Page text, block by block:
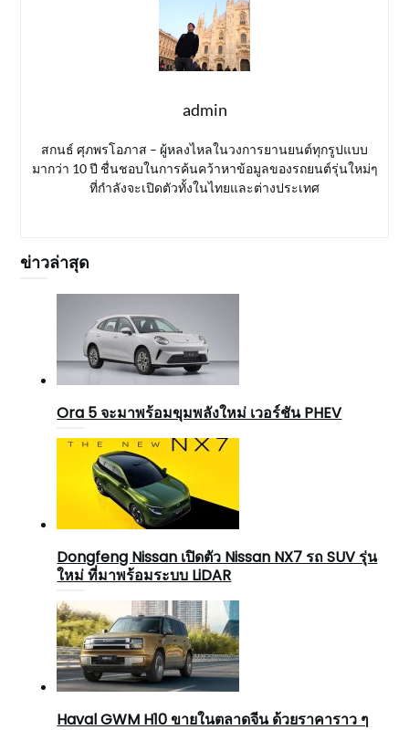
admin
สกนธ์ ศุภพรโอภาส – ผู้หลงไหลในวงการยานยนต์ทุกรูปแบบ
มากว่า 10 ปี ชื่นชอบในการค้นคว้าหาข้อมูลของรถยนต์รุ่นใหม่ๆ
ที่กำลังจะเปิดตัวทั้งในไทยและต่างประเทศ
ข่าวล่าสุด
Ora 5 จะมาพร้อมขุมพลังใหม่ เวอร์ชัน PHEV
Dongfeng Nissan เปิดตัว Nissan NX7 รถ SUV รุ่น
ใหม่ ที่มาพร้อมระบบ LiDAR
Haval GWM H10 ขายในตลาดจีน ด้วยราคาราว ๆ